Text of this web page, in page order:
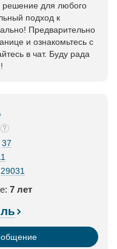
решение для любого
подход к
Предварительно
и ознакомьтесь с
в чат. Буду рада
37
29031
7 лет